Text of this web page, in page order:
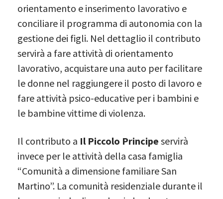
orientamento e inserimento lavorativo e
conciliare il programma di autonomia con la
gestione dei figli. Nel dettaglio il contributo
servirà a fare attività di orientamento
lavorativo, acquistare una auto per facilitare
le donne nel raggiungere il posto di lavoro e
fare attività psico-educative per i bambini e
le bambine vittime di violenza.
Il contributo a Il Piccolo Principe servirà
invece per le attività della casa famiglia
“Comunità a dimensione familiare San
Martino”. La comunità residenziale durante il